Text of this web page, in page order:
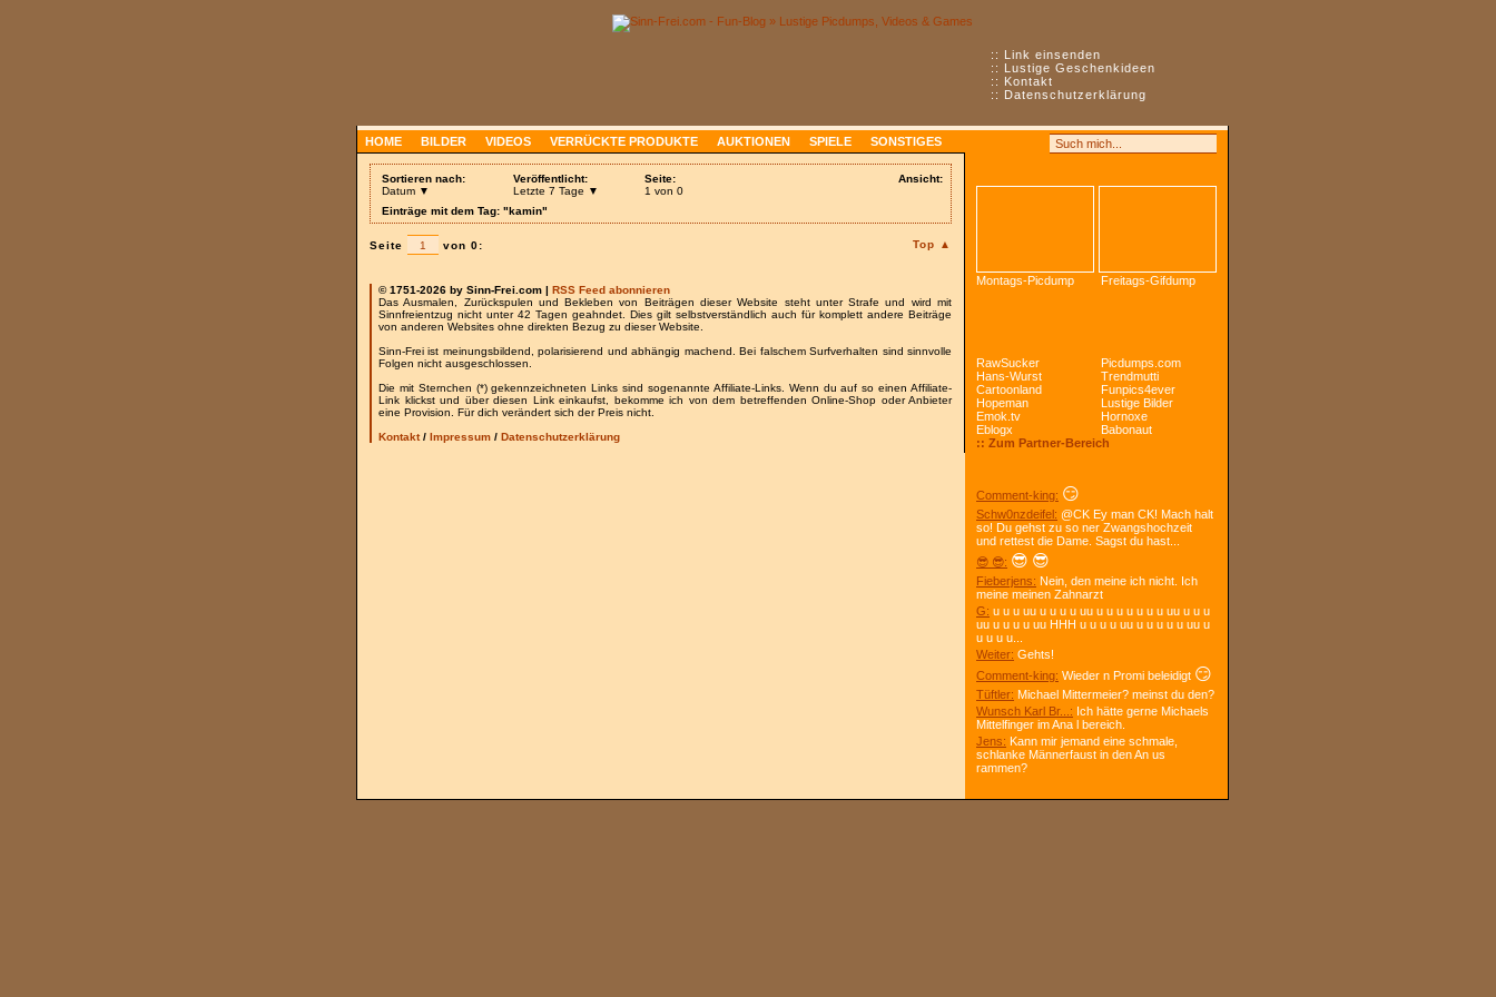
:: Link einsenden
:: Lustige Geschenkideen
:: Kontakt
:: Datenschutzerklärung
HOME BILDER VIDEOS VERRÜCKTE PRODUKTE AUKTIONEN SPIELE SONSTIGES
Ansicht:
Sortieren nach:
Datum ▼
Veröffentlicht:
Letzte 7 Tage ▼
Seite:
1 von 0
Einträge mit dem Tag: "kamin"
Top ▲
Seite von 0:
© 1751-2026 by Sinn-Frei.com | RSS Feed abonnieren
Das Ausmalen, Zurückspulen und Bekleben von Beiträgen dieser Website steht unter Strafe und wird mit
Sinnfreientzug nicht unter 42 Tagen geahndet. Dies gilt selbstverständlich auch für komplett andere Beiträge
von anderen Websites ohne direkten Bezug zu dieser Website.
Sinn-Frei ist meinungsbildend, polarisierend und abhängig machend. Bei falschem Surfverhalten sind sinnvolle
Folgen nicht ausgeschlossen.
Die mit Sternchen (*) gekennzeichneten Links sind sogenannte Affiliate-Links. Wenn du auf so einen Affiliate-
Link klickst und über diesen Link einkaufst, bekomme ich von dem betreffenden Online-Shop oder Anbieter
eine Provision. Für dich verändert sich der Preis nicht.
Kontakt/ Impressum / Datenschutzerklärung
Montags-Picdump Freitags-Gifdump
RawSucker
Picdumps.com
Hans-Wurst
Trendmutti
Cartoonland
Funpics4ever
Hopeman
Lustige Bilder
Emok.tv
Hornoxe
Eblogx
Babonaut
:: Zum Partner-Bereich
Comment-king: 😏
Schw0nzdeifel: @CK Ey man CK! Mach halt
so! Du gehst zu so ner Zwangshochzeit
und rettest die Dame. Sagst du hast...
😎 😎: 😎 😎
Fieberjens: Nein, den meine ich nicht. Ich
meine meinen Zahnarzt
G: u u u uu u u u u uu u u u u u u u uu u u u
uu u u u u uu HHH u u u u uu u u u u u uu u
u u u u...
Weiter: Gehts!
Comment-king: Wieder n Promi beleidigt 😏
Tüftler: Michael Mittermeier? meinst du den?
Wunsch Karl Br...: Ich hätte gerne Michaels
Mittelfinger im Ana l bereich.
Jens: Kann mir jemand eine schmale,
schlanke Männerfaust in den An us
rammen?